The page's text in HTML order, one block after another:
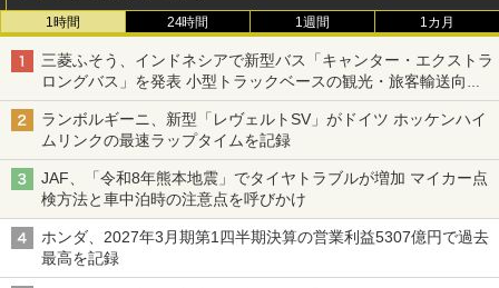
1時間 24時間 1週間 1カ月
三菱ふそう、インドネシアで新型バス「キャンター・エクストラ
ロングバス」を発表 小型トラックベースの観光・旅客輸送向け
バス
ランボルギーニ、新型「レヴェルトSV」がドイツ ホッケンハイ
ムリンクの最速ラップタイムを記録
JAF、「令和8年熊本地震」でタイヤトラブルが増加 マイカー点
検方法と車中泊時の注意点を呼びかけ
ホンダ、2027年3月期第1四半期決算の営業利益5307億円で過去
最高を記録